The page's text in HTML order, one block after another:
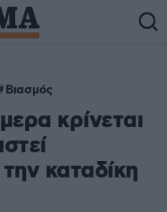
Βιασμός
κρίνεται
καταδίκη